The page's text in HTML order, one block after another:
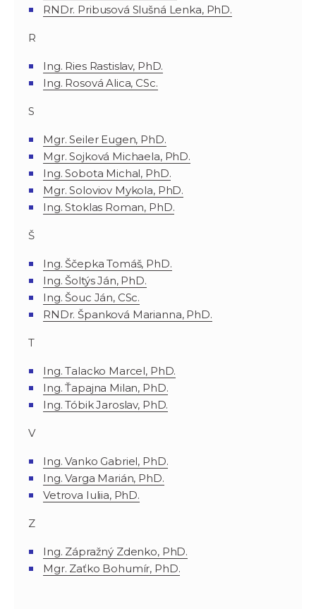
RNDr. Pribusová Slušná Lenka, PhD.
R
Ing. Ries Rastislav, PhD.
Ing. Rosová Alica, CSc.
S
Mgr. Seiler Eugen, PhD.
Mgr. Sojková Michaela, PhD.
Ing. Sobota Michal, PhD.
Mgr. Soloviov Mykola, PhD.
Ing. Stoklas Roman, PhD.
Š
Ing. Ščepka Tomáš, PhD.
Ing. Šoltýs Ján, PhD.
Ing. Šouc Ján, CSc.
RNDr. Španková Marianna, PhD.
T
Ing. Talacko Marcel, PhD.
Ing. Ťapajna Milan, PhD.
Ing. Tóbik Jaroslav, PhD.
V
Ing. Vanko Gabriel, PhD.
Ing. Varga Marián, PhD.
Vetrova Iuliia, PhD.
Z
Ing. Zápražný Zdenko, PhD.
Mgr. Zaťko Bohumír, PhD.